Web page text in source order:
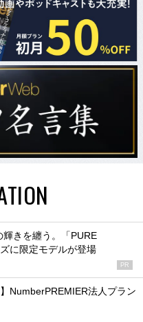
輝きを纏う。「PURE
に限定モデルが登場
PR
NumberPREMIER法人プラン